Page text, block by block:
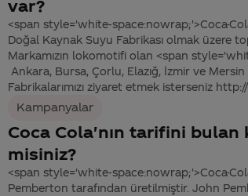
var?
<span style='white-space:nowrap;'>Coca-
Doğal Kaynak Suyu Fabrikası olmak üzere
Markamızın lokomotifi olan <span
Ankara, Bursa, Çorlu, Elazığ, İzmir ve
Fabrikalarımızı ziyaret etmek isterseniz
Kampanyalar
Coca Cola'nın tarifini
misiniz?
<span style='white-space:nowrap;'>Coca-
Pemberton tarafından üretilmiştir. John